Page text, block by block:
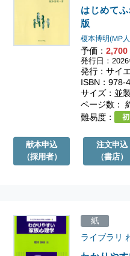
はじめて
版
榎本博明(MP
予価：2,700
発行日：
発行：サイ
ISBN：978-
サイズ：並
ページ数：
難易度：
献本申込
（採用者）
注文申込
（書店）
ライブラリ
紙